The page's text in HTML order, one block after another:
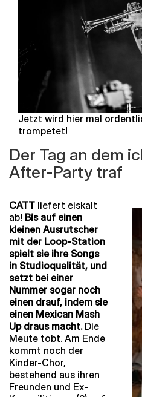
Jetzt wird hier mal
trompetet!
Der Tag an dem
After-Party traf
CATT liefert eiskalt
ab! Bis auf einen
kleinen Ausrutscher
mit der Loop-Station
spielt sie ihre Songs
in Studioqualität, und
setzt bei einer
Nummer sogar noch
einen drauf, indem sie
einen Mexican Mash
Up draus macht.Die
Meute tobt. Am Ende
kommt noch der
Kinder-Chor,
bestehend aus ihren
Freunden und Ex-